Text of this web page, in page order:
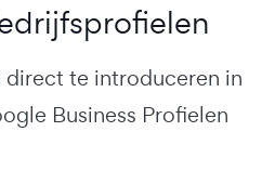
te introduceren in
Business Profielen